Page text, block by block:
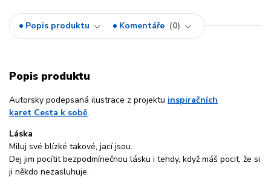
Popis produktu Komentáře 0
Popis produktu
Autorsky podepsaná ilustrace z projektu inspiračních
karet Cesta k sobě.
Láska
Miluj své blízké takové, jací jsou.
Dej jim pocítit bezpodmínečnou lásku i tehdy, když máš pocit, že si
ji někdo nezasluhuje.